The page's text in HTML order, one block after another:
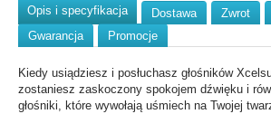
Opis i specyfikacja Dostawa Zwrot
Gwarancja
Promocje
Kiedy usiądziesz i posłuchasz głośników
zostaniesz zaskoczony spokojem dźwięku i
głośniki, które wywołają uśmiech na Twojej